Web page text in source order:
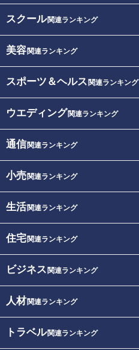
スクール関連ランキング
美容関連ランキング
スポーツ＆ヘルス 関連ランキング
ウエディング関連ランキング
通信関連ランキング
小売関連ランキング
生活関連ランキング
住宅関連ランキング
ビジネス 関連ランキング
人材関連ランキング
トラベル関連ランキング